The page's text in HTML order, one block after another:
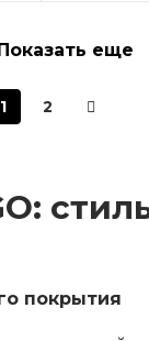
еще
1 2
покрытия